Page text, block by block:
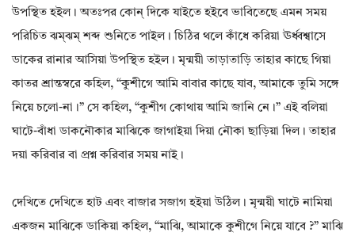
উপস্থিত হইল। অতঃপর কোন্ দিকে যাইতে হইবে ভাবিতেছে এমন সময়
পরিচিত ঝম্‌ঝম্ শব্দ শুনিতে পাইল। চিঠির থলে কাঁধে করিয়া ঊর্ধ্বশ্বাসে
ডাকের রানার আসিয়া উপস্থিত হইল। মৃন্ময়ী তাড়াতাড়ি তাহার কাছে গিয়া
কাতর শ্রান্তস্বরে কহিল, “কুশীগে আমি বাবার কাছে যাব, আমাকে তুমি সঙ্গে
নিয়ে চলো-না।” সে কহিল, “কুশীগ কোথায় আমি জানি নে।” এই বলিয়া
ঘাটে-বাঁধা ডাকনৌকার মাঝিকে জাগাইয়া দিয়া নৌকা ছাড়িয়া দিল। তাহার
দয়া করিবার বা প্রশ্ন করিবার সময় নাই।
দেখিতে দেখিতে হাট এবং বাজার সজাগ হইয়া উঠিল। মৃন্ময়ী ঘাটে নামিয়া
একজন মাঝিকে ডাকিয়া কহিল, “মাঝি, আমাকে কুশীগে নিয়ে যাবে ?” মাঝি